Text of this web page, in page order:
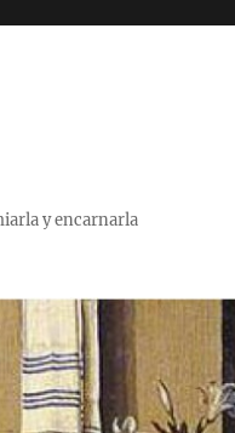
y encarnarla